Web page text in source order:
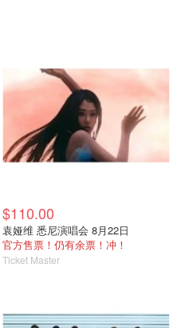
$110.00
袁娅维 悉尼演唱会 8月22日
官方售票！仍有余票！冲！
Ticket Master